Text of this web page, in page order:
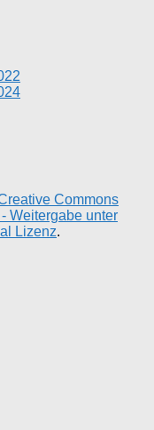
Commons
Weitergabe unter
Lizenz.